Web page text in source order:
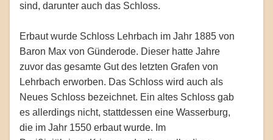
sind, darunter auch das Schloss.
Erbaut wurde Schloss Lehrbach im Jahr 1885 von
Baron Max von Günderode. Dieser hatte Jahre
zuvor das gesamte Gut des letzten Grafen von
Lehrbach erworben. Das Schloss wird auch als
Neues Schloss bezeichnet. Ein altes Schloss gab
es allerdings nicht, stattdessen eine Wasserburg,
die im Jahr 1550 erbaut wurde. Im